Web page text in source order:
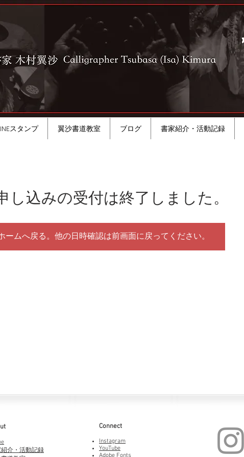
スタンプ 翼沙書道教室 ブログ 書家紹介・活動記録
し込みの受付は終了しました。
ームへ戻る。他の日時確認は前画面に戻ってください。
介・活動記録
Connect
Instagram
YouTube
Adobe Fonts